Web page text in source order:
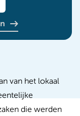
van het lokaal
die werden